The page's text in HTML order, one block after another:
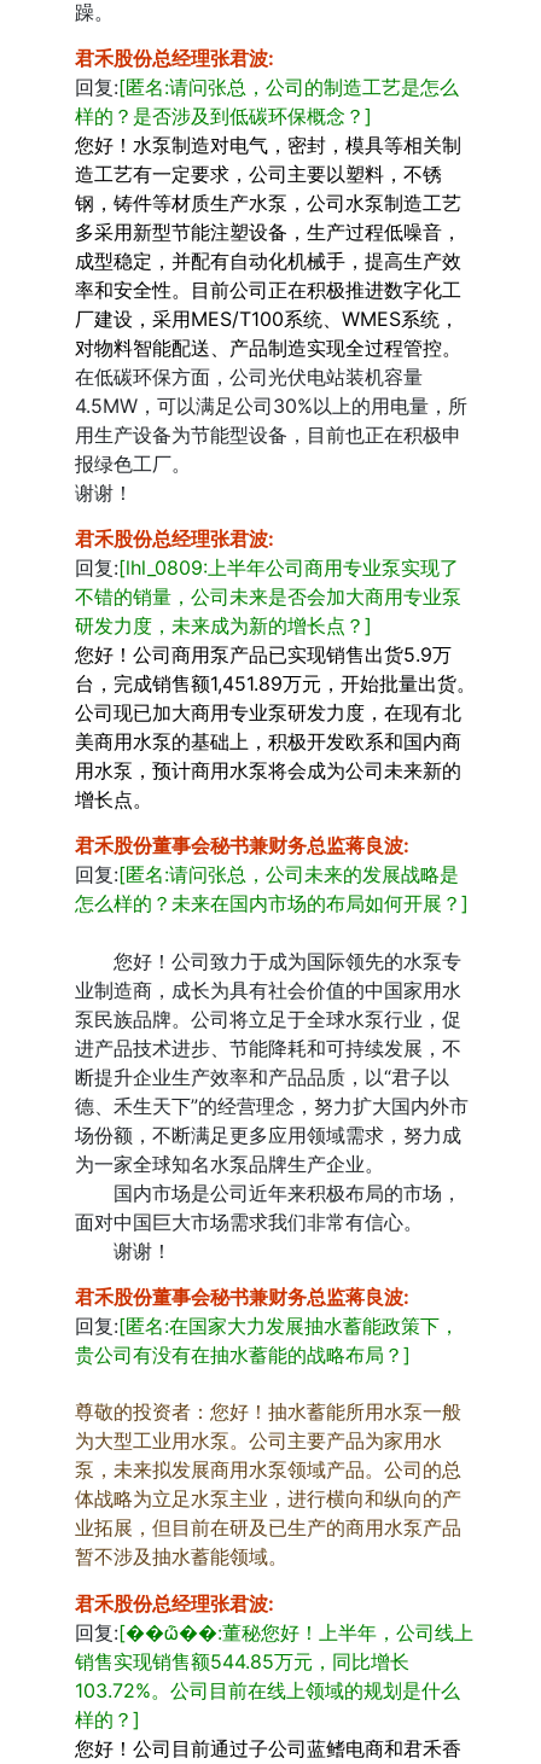
躁。
君禾股份总经理张君波:
回复:[匿名:请问张总，公司的制造工艺是怎么
样的？是否涉及到低碳环保概念？]
您好！水泵制造对电气，密封，模具等相关制
造工艺有一定要求，公司主要以塑料，不锈
钢，铸件等材质生产水泵，公司水泵制造工艺
多采用新型节能注塑设备，生产过程低噪音，
成型稳定，并配有自动化机械手，提高生产效
率和安全性。目前公司正在积极推进数字化工
厂建设，采用MES/T100系统、WMES系统，
对物料智能配送、产品制造实现全过程管控。
在低碳环保方面，公司光伏电站装机容量
4.5MW，可以满足公司30%以上的用电量，所
用生产设备为节能型设备，目前也正在积极申
报绿色工厂。
谢谢！
君禾股份总经理张君波:
回复:[lhl_0809:上半年公司商用专业泵实现了
不错的销量，公司未来是否会加大商用专业泵
研发力度，未来成为新的增长点？]
您好！公司商用泵产品已实现销售出货5.9万
台，完成销售额1,451.89万元，开始批量出货。
公司现已加大商用专业泵研发力度，在现有北
美商用水泵的基础上，积极开发欧系和国内商
用水泵，预计商用水泵将会成为公司未来新的
增长点。
君禾股份董事会秘书兼财务总监蒋良波:
回复:[匿名:请问张总，公司未来的发展战略是
怎么样的？未来在国内市场的布局如何开展？]
您好！公司致力于成为国际领先的水泵专
业制造商，成长为具有社会价值的中国家用水
泵民族品牌。公司将立足于全球水泵行业，促
进产品技术进步、节能降耗和可持续发展，不
断提升企业生产效率和产品品质，以“君子以
德、禾生天下”的经营理念，努力扩大国内外市
场份额，不断满足更多应用领域需求，努力成
为一家全球知名水泵品牌生产企业。
国内市场是公司近年来积极布局的市场，
面对中国巨大市场需求我们非常有信心。
谢谢！
君禾股份董事会秘书兼财务总监蒋良波:
回复:[匿名:在国家大力发展抽水蓄能政策下，
贵公司有没有在抽水蓄能的战略布局？]
尊敬的投资者：您好！抽水蓄能所用水泵一般
为大型工业用水泵。公司主要产品为家用水
泵，未来拟发展商用水泵领域产品。公司的总
体战略为立足水泵主业，进行横向和纵向的产
业拓展，但目前在研及已生产的商用水泵产品
暂不涉及抽水蓄能领域。
君禾股份总经理张君波:
回复:[��ѽ��:董秘您好！上半年，公司线上
销售实现销售额544.85万元，同比增长
103.72%。公司目前在线上领域的规划是什么
样的？]
您好！公司目前通过子公司蓝鳍电商和君禾香